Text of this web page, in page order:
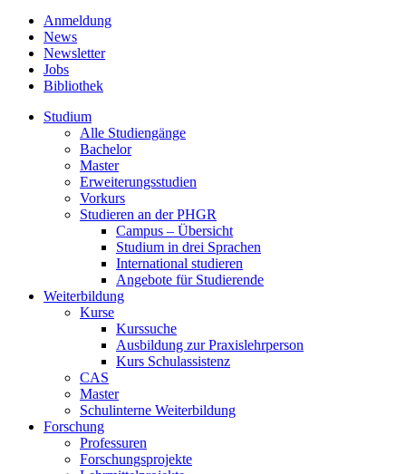
Anmeldung
News
Newsletter
Jobs
Bibliothek
Studium
Alle Studiengänge
Bachelor
Master
Erweiterungsstudien
Vorkurs
Studieren an der PHGR
Campus – Übersicht
Studium in drei Sprachen
International studieren
Angebote für Studierende
Weiterbildung
Kurse
Kurssuche
Ausbildung zur Praxislehrperson
Kurs Schulassistenz
CAS
Master
Schulinterne Weiterbildung
Forschung
Professuren
Forschungsprojekte